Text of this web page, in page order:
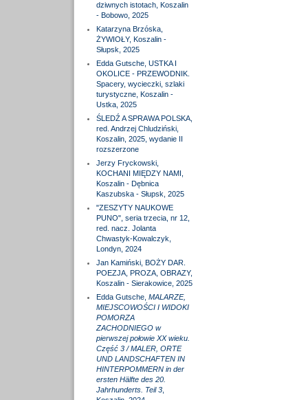
dziwnych istotach, Koszalin
- Bobowo, 2025
Katarzyna Brzóska,
ŻYWIOŁY, Koszalin -
Słupsk, 2025
Edda Gutsche, USTKA I
OKOLICE - PRZEWODNIK.
Spacery, wycieczki, szlaki
turystyczne, Koszalin -
Ustka, 2025
ŚLEDŹ A SPRAWA POLSKA,
red. Andrzej Chludziński,
Koszalin, 2025, wydanie II
rozszerzone
Jerzy Fryckowski,
KOCHANI MIĘDZY NAMI,
Koszalin - Dębnica
Kaszubska - Słupsk, 2025
"ZESZYTY NAUKOWE
PUNO", seria trzecia, nr 12,
red. nacz. Jolanta
Chwastyk-Kowalczyk,
Londyn, 2024
Jan Kamiński, BOŻY DAR.
POEZJA, PROZA, OBRAZY,
Koszalin - Sierakowice, 2025
Edda Gutsche, MALARZE,
MIEJSCOWOŚCI I WIDOKI
POMORZA
ZACHODNIEGO w
pierwszej połowie XX wieku.
Część 3 / MALER, ORTE
UND LANDSCHAFTEN IN
HINTERPOMMERN in der
ersten Hälfte des 20.
Jahrhunderts. Teil 3,